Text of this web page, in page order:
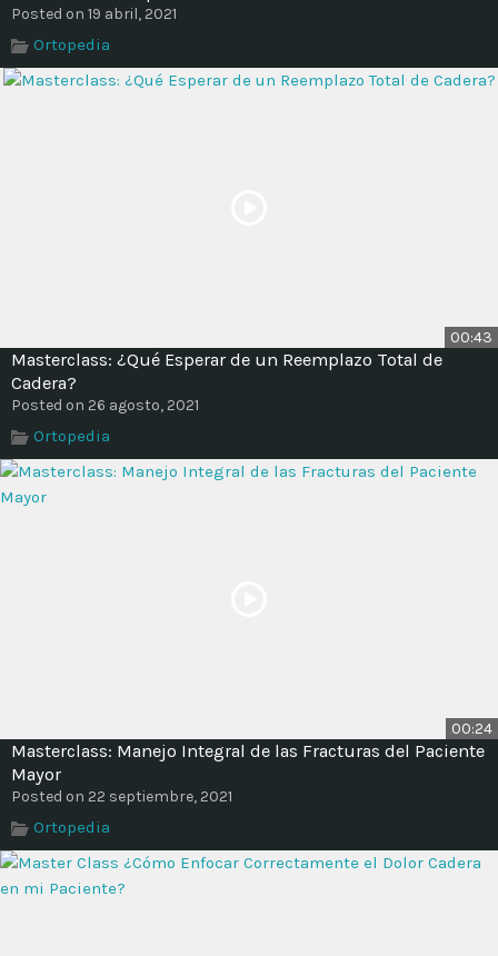
Time
Posted on 19 abril, 2021
Ortopedia
00:43
Masterclass: ¿Qué Esperar de un Reemplazo Total de
Cadera?
Posted on 26 agosto, 2021
Ortopedia
00:24
Masterclass: Manejo Integral de las Fracturas del Paciente
Mayor
Posted on 22 septiembre, 2021
Ortopedia